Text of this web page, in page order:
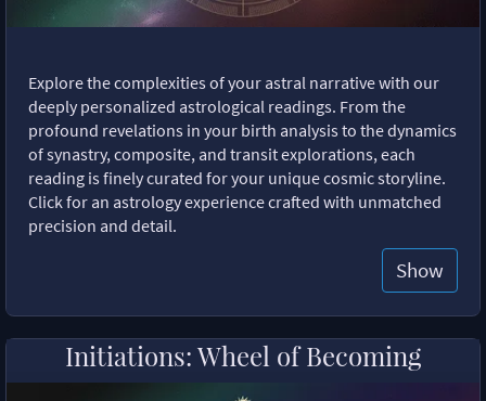
Explore the complexities of your astral narrative with our
deeply personalized astrological readings. From the
profound revelations in your birth analysis to the dynamics
of synastry, composite, and transit explorations, each
reading is finely curated for your unique cosmic storyline.
Click for an astrology experience crafted with unmatched
precision and detail.
Show
Initiations: Wheel of Becoming